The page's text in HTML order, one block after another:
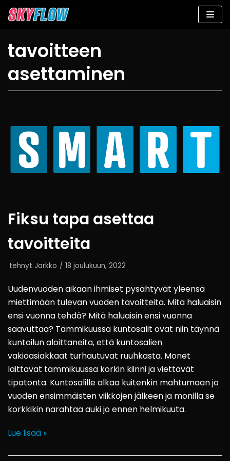
Siirry
suoraan
tavoitteen
asettaminen
Fiksu tapa asettaa
tavoitteita
tehnyt Jarkko 18 joulukuun, 2022
Uudenvuoden aikaan ihmiset pysähtyvät yleensä
miettimään tulevan vuoden tavoitteita. Mitä haluaisin
ensi vuonna tehdä? Mitä haluaisin ensi vuonna
saavuttaa? Tammikuussa kuntosalit ovat niin täynnä
kuntoilun aloittaneita, että kuntosalien
vakioasiakkaat turhautuvat ruuhkasta. Monet
laittavat tammikuussa korkin kiinni ja viettävät
tipatonta. Kuntosalille alkaa kuitenkin mahtumaan jo
vuoden ensimmäisten viikkojen jälkeen ja monilla se
korkkikin narahtaa auki jo ennen helmikuuta.
Lue lisää »